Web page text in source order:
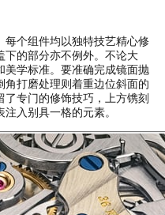
每个组件均以独特技艺精心修
下的部分亦不例外。不论大
美学标准。要准确完成镜面抛
打磨处理则着重边位斜面的
专门的修饰技巧，上方镌刻
入别具一格的元素。